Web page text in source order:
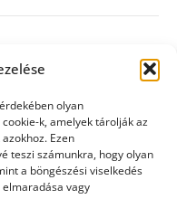
olyan
k, amelyek tárolják az
Ezen
teszi számunkra, hogy olyan
a böngészési viselkedés
vagy